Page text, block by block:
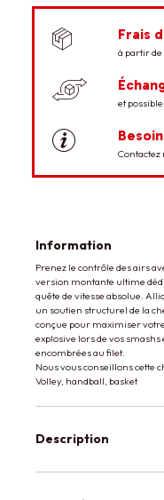
Frais
à partir de
et
Contactez
Information
Prenez le contrôle des airs
version montante ultime
quête de vitesse absolue.
un soutien structurel de la
conçue pour maximiser
explosive lors de vos
encombrées au filet.
Nous vous conseillons cette
Volley, handball, basket
Description